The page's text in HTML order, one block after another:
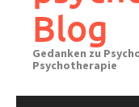
Blog
Gedanken zu
Psychotherapie